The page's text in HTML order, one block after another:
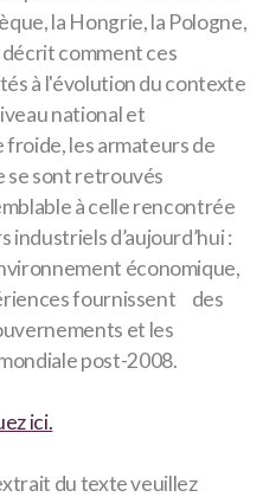
la Hongrie, la Pologne,
décrit comment ces
à l'évolution du contexte
national et
les armateurs de
se sont retrouvés
à celle rencontrée
d’aujourd’hui :
économique,
fournissent des
et les
post-2008.
ici.
du texte veuillez